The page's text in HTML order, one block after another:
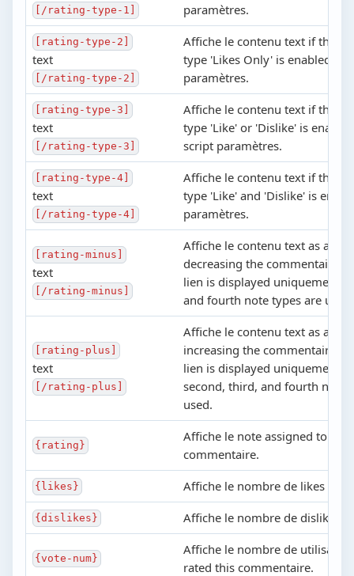
[/rating-type-1]
paramètres.
[rating-type-2]
text
[/rating-type-2]
Affiche le contenu text if the
type 'Likes Only' is enabled in
paramètres.
[rating-type-3]
text
[/rating-type-3]
Affiche le contenu text if the
type 'Like' or 'Dislike' is
script paramètres.
[rating-type-4]
text
[/rating-type-4]
Affiche le contenu text if the
type 'Like' and 'Dislike' is
paramètres.
[rating-minus]
text
[/rating-minus]
Affiche le contenu text as a
decreasing the commentaire
lien is displayed uniquement
and fourth note types are used.
[rating-plus]
text
[/rating-plus]
Affiche le contenu text as a
increasing the commentaire
lien is displayed uniquement
second, third, and fourth note
used.
{rating}
Affiche le note assigned to the
commentaire.
{likes} Affiche le nombre de likes
{dislikes} Affiche le nombre de dislikes
{vote-num}
Affiche le nombre de
rated this commentaire.